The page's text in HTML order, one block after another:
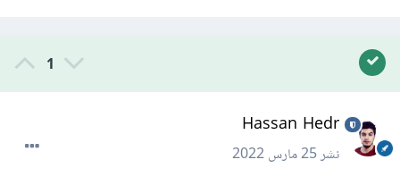
1
Hassan Hedr
نشر25 مارس 2022